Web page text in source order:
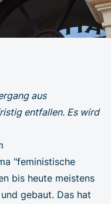
aus
entfallen. Es wird
"feministische
bis heute meistens
gebaut. Das hat